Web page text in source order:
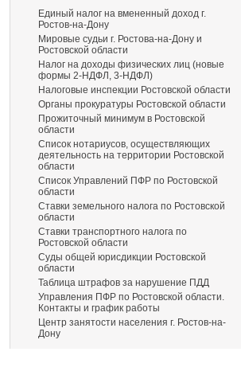
Единый налог на вмененный доход г.
Ростов-на-Дону
Мировые судьи г. Ростова-на-Дону и
Ростовской области
Налог на доходы физических лиц (новые
формы 2-НДФЛ, 3-НДФЛ)
Налоговые инспекции Ростовской области
Органы прокуратуры Ростовской области
Прожиточный минимум в Ростовской
области
Список нотариусов, осуществляющих
деятельность на территории Ростовской
области
Список Управлений ПФР по Ростовской
области
Ставки земельного налога по Ростовской
области
Ставки транспортного налога по
Ростовской области
Суды общей юрисдикции Ростовской
области
Таблица штрафов за нарушение ПДД
Управления ПФР по Ростовской области.
Контакты и график работы
Центр занятости населения г. Ростов-на-
Дону